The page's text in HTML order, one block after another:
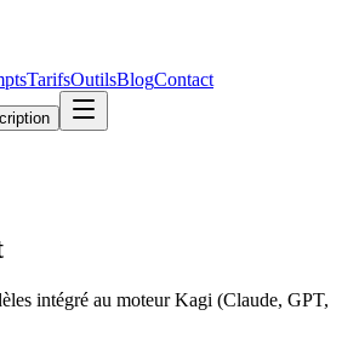
TarifsOutilsBlogContact
intégré au moteur Kagi (Claude, GPT,